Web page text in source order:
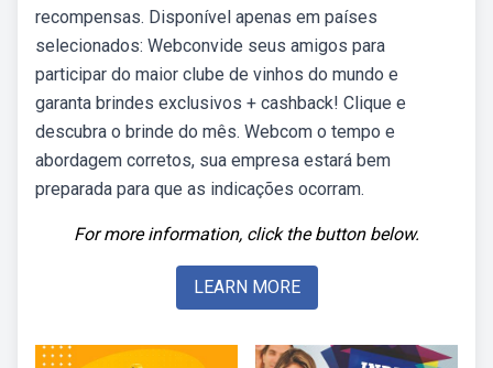
recompensas. Disponível apenas em países
selecionados: Webconvide seus amigos para
participar do maior clube de vinhos do mundo e
garanta brindes exclusivos + cashback! Clique e
descubra o brinde do mês. Webcom o tempo e
abordagem corretos, sua empresa estará bem
preparada para que as indicações ocorram.
For more information, click the button below.
LEARN MORE